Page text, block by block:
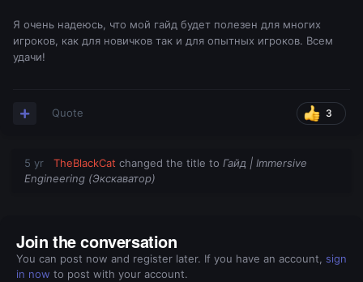
Я очень надеюсь, что мой гайд будет полезен для многих
игроков, как для новичков так и для опытных игроков. Всем
удачи!
3
Quote
5 yr TheBlackCat changed the title to Гайд | Immersive
Engineering (Экскаватор)
Join the conversation
You can post now and register later. If you have an account, sign
in now to post with your account.